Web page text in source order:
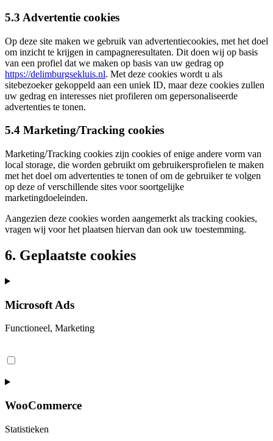
5.3 Advertentie cookies
Op deze site maken we gebruik van advertentiecookies, met het doel
om inzicht te krijgen in campagneresultaten. Dit doen wij op basis
van een profiel dat we maken op basis van uw gedrag op
https://delimburgsekluis.nl. Met deze cookies wordt u als
sitebezoeker gekoppeld aan een uniek ID, maar deze cookies zullen
uw gedrag en interesses niet profileren om gepersonaliseerde
advertenties te tonen.
5.4 Marketing/Tracking cookies
Marketing/Tracking cookies zijn cookies of enige andere vorm van
local storage, die worden gebruikt om gebruikersprofielen te maken
met het doel om advertenties te tonen of om de gebruiker te volgen
op deze of verschillende sites voor soortgelijke
marketingdoeleinden.
Aangezien deze cookies worden aangemerkt als tracking cookies,
vragen wij voor het plaatsen hiervan dan ook uw toestemming.
6. Geplaatste cookies
Microsoft Ads
Functioneel, Marketing
to
microsoft-
WooCommerce
Statistieken